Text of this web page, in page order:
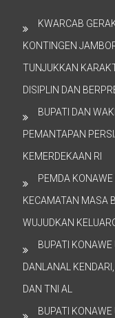
KWARCAB
KONTINGEN
TUNJUKKAN
DISIPLIN DAN
BUPATI DAN
PEMANTAPAN
KEMERDEKAAN RI
PEMDA
KECAMATAN MASA
WUJUDKAN
BUPATI
DANLANAL
DAN TNI AL
BUPATI KONAWE